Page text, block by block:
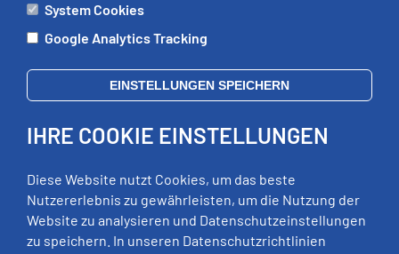
ÄMTER
Di:
09:00 - 12:00 Uhr, 13:00 - 18:00 Uhr
Mi:
geschlossen
Fr:
09:00 - 12:00 Uhr
RECHTLICHES
System Cookies
Google Analytics Tracking
EINSTELLUNGEN SPEICHERN
IHRE COOKIE EINSTELLUNGEN
Diese Website nutzt Cookies, um das beste
Nutzererlebnis zu gewährleisten, um die Nutzung der
Website zu analysieren und Datenschutzeinstellungen
zu speichern. In unseren Datenschutzrichtlinien